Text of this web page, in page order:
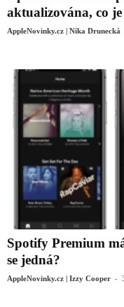
aktualizována, co je
AppleNovinky.cz | Nika Drunecká
Spotify Premium
se jedná?
AppleNovinky.cz | Izzy Cooper -